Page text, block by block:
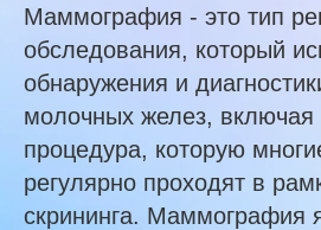
Маммография - это тип
обследования, который
обнаружения и
молочных желез, включая
процедура, которую
регулярно проходят в
скрининга. Маммография